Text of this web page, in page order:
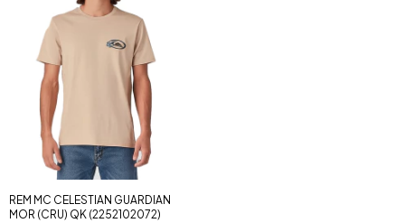
REM MC CELESTIAN GUARDIAN
MOR (CRU) QK (2252102072)